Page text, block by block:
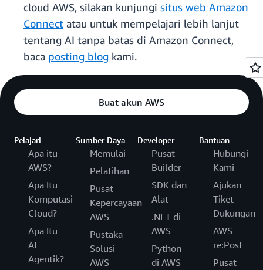
cloud AWS, silakan kunjungi situs web Amazon
Connect atau untuk mempelajari lebih lanjut
tentang AI tanpa batas di Amazon Connect,
baca posting blog kami.
Buat akun AWS
Pelajari
Apa itu
AWS?
Apa Itu
Komputasi
Cloud?
Apa Itu
AI
Agentik?
Sumber Daya
Memulai
Pelatihan
Pusat
Kepercayaan
AWS
Pustaka
Solusi
AWS
Developer
Pusat
Builder
SDK dan
Alat
.NET di
AWS
Python
di AWS
Bantuan
Hubungi
Kami
Ajukan
Tiket
Dukungan
AWS
re:Post
Pusat